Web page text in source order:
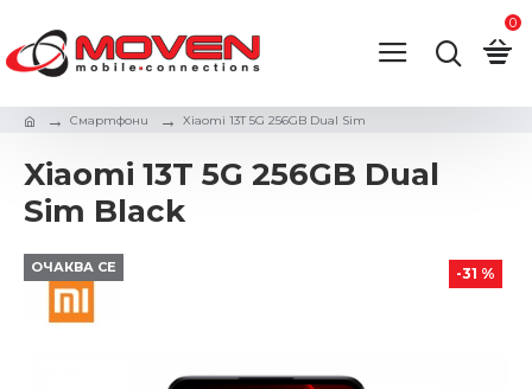
0
Смартфони Xiaomi 13T 5G 256GB Dual Sim
Xiaomi 13T 5G 256GB Dual
Sim Black
-31 %
ОЧАКВА СЕ